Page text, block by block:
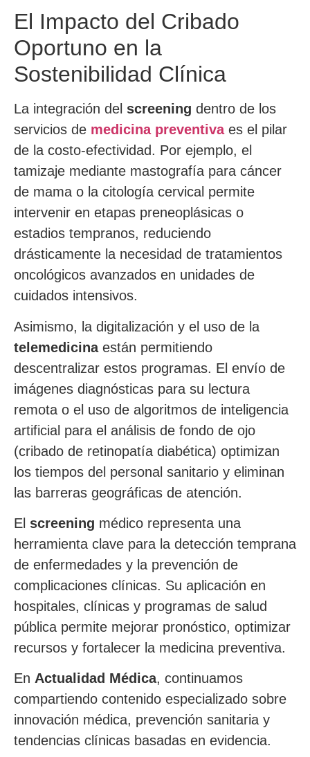
El Impacto del Cribado
Oportuno en la
Sostenibilidad Clínica
La integración del screening dentro de los
servicios de medicina preventiva es el pilar
de la costo-efectividad. Por ejemplo, el
tamizaje mediante mastografía para cáncer
de mama o la citología cervical permite
intervenir en etapas preneoplásicas o
estadios tempranos, reduciendo
drásticamente la necesidad de tratamientos
oncológicos avanzados en unidades de
cuidados intensivos.
Asimismo, la digitalización y el uso de la
telemedicinaestán permitiendo
descentralizar estos programas. El envío de
imágenes diagnósticas para su lectura
remota o el uso de algoritmos de inteligencia
artificial para el análisis de fondo de ojo
(cribado de retinopatía diabética) optimizan
los tiempos del personal sanitario y eliminan
las barreras geográficas de atención.
El screening médico representa una
herramienta clave para la detección temprana
de enfermedades y la prevención de
complicaciones clínicas. Su aplicación en
hospitales, clínicas y programas de salud
pública permite mejorar pronóstico, optimizar
recursos y fortalecer la medicina preventiva.
En Actualidad Médica, continuamos
compartiendo contenido especializado sobre
innovación médica, prevención sanitaria y
tendencias clínicas basadas en evidencia.